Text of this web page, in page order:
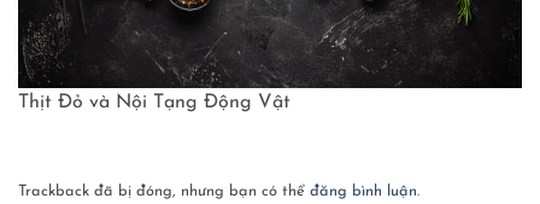
Thịt Đỏ và Nội Tạng Động Vật
Trackback đã bị đóng, nhưng bạn có thể đăng bình luận.